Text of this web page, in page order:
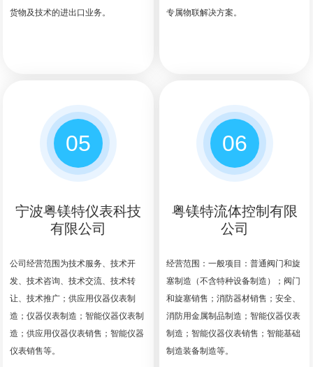
货物及技术的进出口业务。
专属物联解决方案。
05
宁波粤镁特仪表科技
有限公司
公司经营范围为技术服务、技术开
发、技术咨询、技术交流、技术转
让、技术推广；供应用仪器仪表制
造；仪器仪表制造；智能仪器仪表制
造；供应用仪器仪表销售；智能仪器
仪表销售等。
06
粤镁特流体控制有限
公司
经营范围：一般项目：普通阀门和旋
塞制造（不含特种设备制造）；阀门
和旋塞销售；消防器材销售；安全、
消防用金属制品制造；智能仪器仪表
制造；智能仪器仪表销售；智能基础
制造装备制造等。